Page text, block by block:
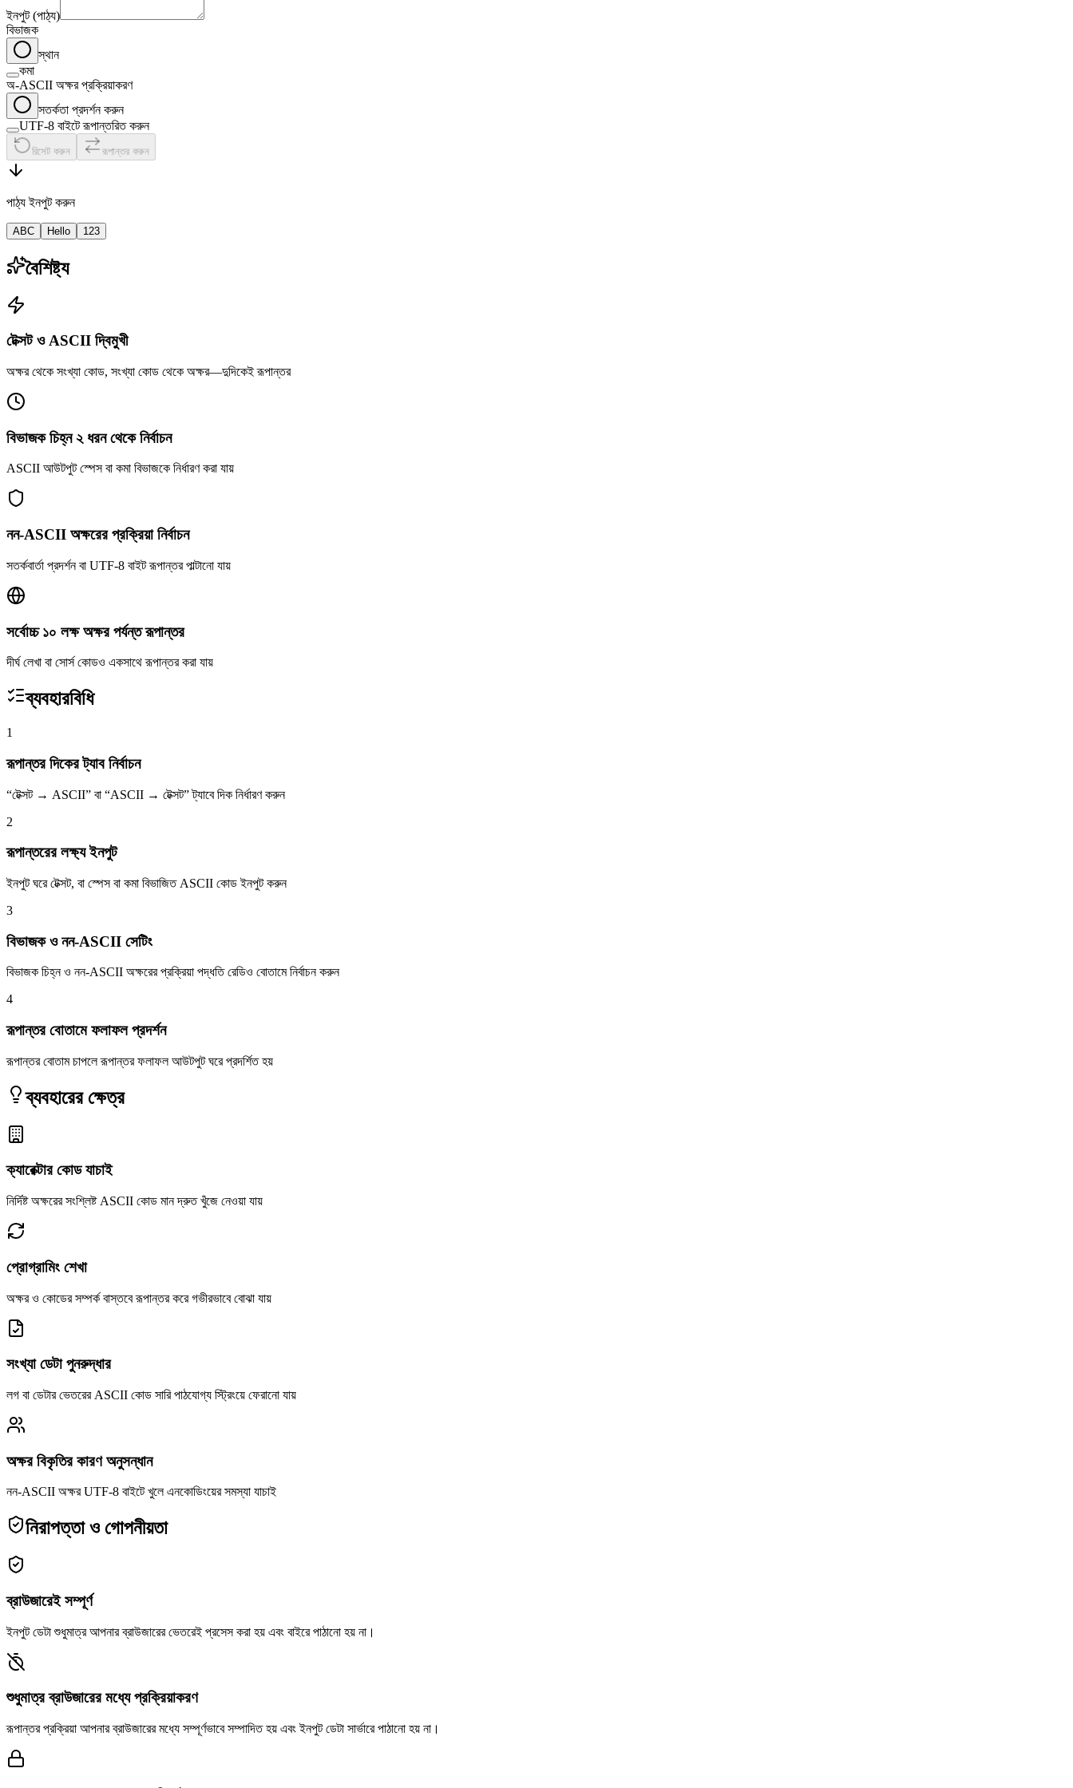
ইনপুট (পাঠ্য)
বিভাজক
স্থান
কমা
অ-ASCII অক্ষর প্রক্রিয়াকরণ
সতর্কতা প্রদর্শন করুন
UTF-8 বাইটে রূপান্তরিত করুন
রিসেট করুন রূপান্তর করুন
পাঠ্য ইনপুট করুন
ABC Hello 123
বৈশিষ্ট্য
টেক্সট ও ASCII দ্বিমুখী
অক্ষর থেকে সংখ্যা কোড, সংখ্যা কোড থেকে অক্ষর—দুদিকেই রূপান্তর
বিভাজক চিহ্ন ২ ধরন থেকে নির্বাচন
ASCII আউটপুট স্পেস বা কমা বিভাজকে নির্ধারণ করা যায়
নন-ASCII অক্ষরের প্রক্রিয়া নির্বাচন
সতর্কবার্তা প্রদর্শন বা UTF-8 বাইট রূপান্তর পাল্টানো যায়
সর্বোচ্চ ১০ লক্ষ অক্ষর পর্যন্ত রূপান্তর
দীর্ঘ লেখা বা সোর্স কোডও একসাথে রূপান্তর করা যায়
ব্যবহারবিধি
1
রূপান্তর দিকের ট্যাব নির্বাচন
“টেক্সট → ASCII” বা “ASCII → টেক্সট” ট্যাবে দিক নির্ধারণ করুন
2
রূপান্তরের লক্ষ্য ইনপুট
ইনপুট ঘরে টেক্সট, বা স্পেস বা কমা বিভাজিত ASCII কোড ইনপুট করুন
3
বিভাজক ও নন-ASCII সেটিং
বিভাজক চিহ্ন ও নন-ASCII অক্ষরের প্রক্রিয়া পদ্ধতি রেডিও বোতামে নির্বাচন করুন
4
রূপান্তর বোতামে ফলাফল প্রদর্শন
রূপান্তর বোতাম চাপলে রূপান্তর ফলাফল আউটপুট ঘরে প্রদর্শিত হয়
ব্যবহারের ক্ষেত্র
ক্যারেক্টার কোড যাচাই
নির্দিষ্ট অক্ষরের সংশ্লিষ্ট ASCII কোড মান দ্রুত খুঁজে নেওয়া যায়
প্রোগ্রামিং শেখা
অক্ষর ও কোডের সম্পর্ক বাস্তবে রূপান্তর করে গভীরভাবে বোঝা যায়
সংখ্যা ডেটা পুনরুদ্ধার
লগ বা ডেটার ভেতরের ASCII কোড সারি পাঠযোগ্য স্ট্রিংয়ে ফেরানো যায়
অক্ষর বিকৃতির কারণ অনুসন্ধান
নন-ASCII অক্ষর UTF-8 বাইটে খুলে এনকোডিংয়ের সমস্যা যাচাই
নিরাপত্তা ও গোপনীয়তা
ব্রাউজারেই সম্পূর্ণ
ইনপুট ডেটা শুধুমাত্র আপনার ব্রাউজারের ভেতরেই প্রসেস করা হয় এবং বাইরে পাঠানো হয় না।
শুধুমাত্র ব্রাউজারের মধ্যে প্রক্রিয়াকরণ
রূপান্তর প্রক্রিয়া আপনার ব্রাউজারের মধ্যে সম্পূর্ণভাবে সম্পাদিত হয় এবং ইনপুট ডেটা সার্ভারে পাঠানো হয় না।